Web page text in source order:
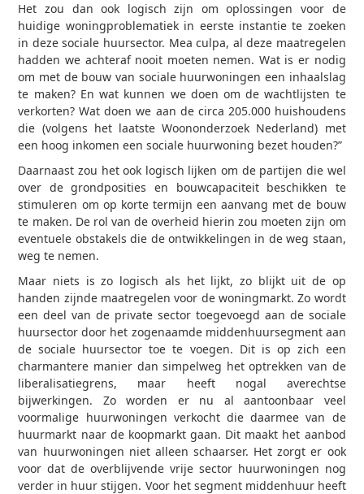
Het zou dan ook logisch zijn om oplossingen voor de
huidige woningproblematiek in eerste instantie te zoeken
in deze sociale huursector. Mea culpa, al deze maatregelen
hadden we achteraf nooit moeten nemen. Wat is er nodig
om met de bouw van sociale huurwoningen een inhaalslag
te maken? En wat kunnen we doen om de wachtlijsten te
verkorten? Wat doen we aan de circa 205.000 huishoudens
die (volgens het laatste Woononderzoek Nederland) met
een hoog inkomen een sociale huurwoning bezet houden?”
Daarnaast zou het ook logisch lijken om de partijen die wel
over de grondposities en bouwcapaciteit beschikken te
stimuleren om op korte termijn een aanvang met de bouw
te maken. De rol van de overheid hierin zou moeten zijn om
eventuele obstakels die de ontwikkelingen in de weg staan,
weg te nemen.
Maar niets is zo logisch als het lijkt, zo blijkt uit de op
handen zijnde maatregelen voor de woningmarkt. Zo wordt
een deel van de private sector toegevoegd aan de sociale
huursector door het zogenaamde middenhuursegment aan
de sociale huursector toe te voegen. Dit is op zich een
charmantere manier dan simpelweg het optrekken van de
liberalisatiegrens, maar heeft nogal averechtse
bijwerkingen. Zo worden er nu al aantoonbaar veel
voormalige huurwoningen verkocht die daarmee van de
huurmarkt naar de koopmarkt gaan. Dit maakt het aanbod
van huurwoningen niet alleen schaarser. Het zorgt er ook
voor dat de overblijvende vrije sector huurwoningen nog
verder in huur stijgen. Voor het segment middenhuur heeft